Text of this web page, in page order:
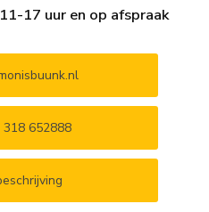
17 uur en op afspraak
318 652888